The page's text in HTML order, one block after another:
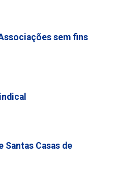
sem fins
Santas Casas de